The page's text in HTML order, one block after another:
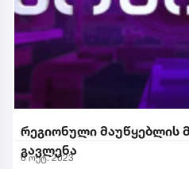
რეგიონული მაუწყებლის
გავლენა
6 ოქტ. 2023